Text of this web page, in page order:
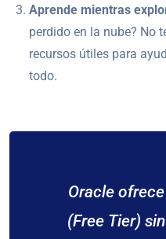
Aprende mientras
perdido en la nube? No
recursos útiles para
todo.
Oracle
(Free Tier)